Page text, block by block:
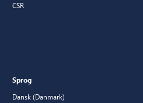
CSR
Sprog
Dansk (Danmark)